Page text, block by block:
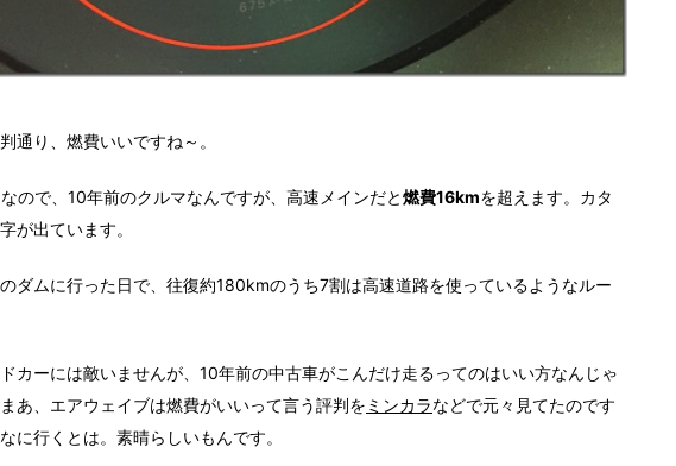
通り、燃費いいですね～。
ので、10年前のクルマなんですが、高速メインだと燃費16kmを超えます。カタ
が出ています。
ダムに行った日で、往復約180kmのうち7割は高速道路を使っているようなルー
カーには敵いませんが、10年前の中古車がこんだけ走るってのはいい方なんじゃ
あ、エアウェイブは燃費がいいって言う評判を ミンカラなどで元々見てたのです
に行くとは。素晴らしいもんです。